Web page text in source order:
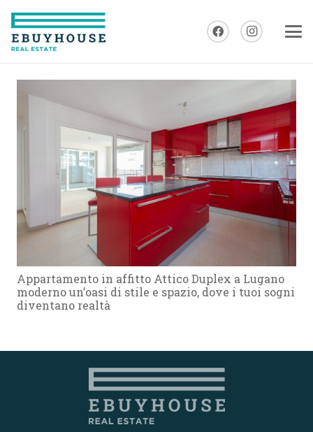
Appartamento in affitto Attico Duplex a Lugano
moderno un’oasi di stile e spazio, dove i tuoi sogni
diventano realtà